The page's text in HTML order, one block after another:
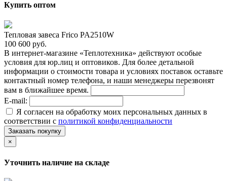
Купить оптом
Тепловая завеса Frico PA2510W
100 600 руб.
В интернет-магазине «Теплотехника» действуют особые
условия для юр.лиц и оптовиков. Для более детальной
информации о стоимости товара и условиях поставок оставьте
контактный номер телефона, и наши менеджеры перезвонят
вам в ближайшее время.
E-mail:
Я согласен на обработку моих персональных данных в
соответствии с политикой конфиденциальности
Заказать покупку
×
Уточнить наличие на складе